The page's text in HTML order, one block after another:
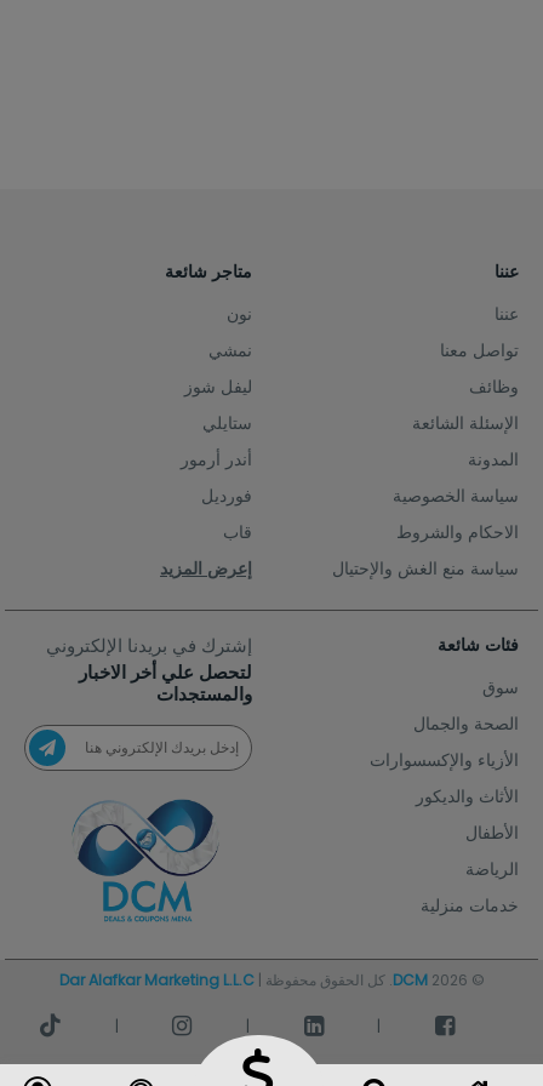
عننا
عننا
تواصل معنا
وظائف
الإسئلة الشائعة
المدونة
سياسة الخصوصية
الاحكام والشروط
سياسة منع الغش والإحتيال
متاجر شائعة
نون
نمشي
ليفل شوز
ستايلي
أندر أرمور
فورديل
قاب
إعرض المزيد
فئات شائعة
سوق
الصحة والجمال
الأزياء والإكسسوارات
الأثاث والديكور
الأطفال
الرياضة
خدمات منزلية
إشترك في بريدنا الإلكتروني
لتحصل علي أخر الاخبار
والمستجدات
© 2026
DCM. كل الحقوق محفوظة |Dar Alafkar Marketing L.L.C
|
|
|